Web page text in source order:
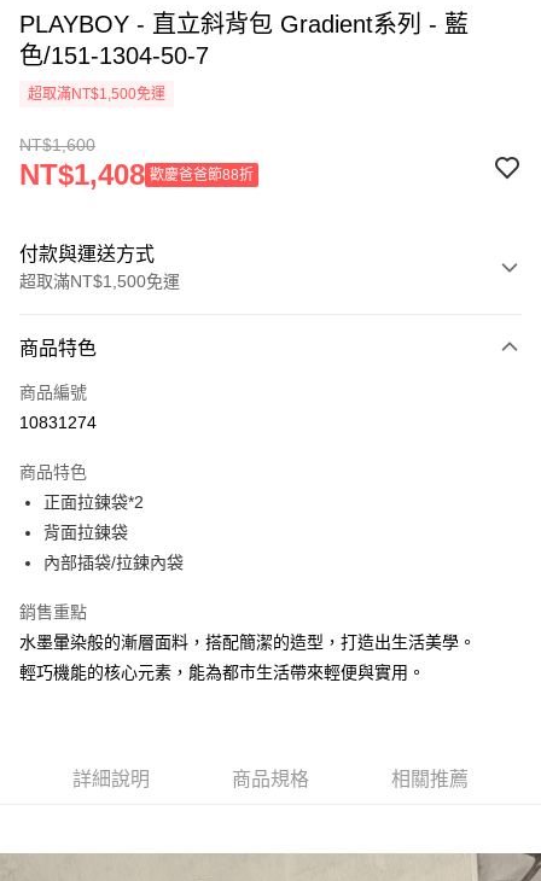
PLAYBOY - 直立斜背包 Gradient系列 - 藍
色/151-1304-50-7
超取滿NT$1,500免運
NT$1,600
NT$1,408 歡慶爸爸節88折
付款與運送方式
超取滿NT$1,500免運
信用卡一次付款
超商取貨付款
Apple Pay
街口支付
大哥付你分期
相關說明
成交易。
AFTEE先享後付是「在收到商品之後才付款」的支付方式。 讓您購物簡單
ATM付款
商品特色
商品編號
10831274
商品特色
正面拉鍊袋*2
背面拉鍊袋
內部插袋/拉鍊內袋
銷售重點
水墨暈染般的漸層面料，搭配簡潔的造型，打造出生活美學。
輕巧機能的核心元素，能為都市生活帶來輕便與實用。
詳細說明 商品規格 相關推薦